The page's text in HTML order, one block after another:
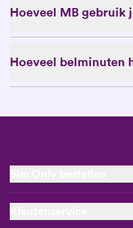
Hoeveel MB gebruik
Hoeveel belminuten
Verlengen